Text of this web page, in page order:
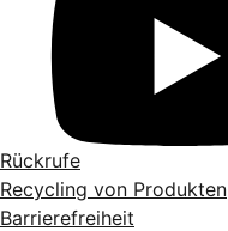
Rückrufe
Recycling von Produkten
Barrierefreiheit